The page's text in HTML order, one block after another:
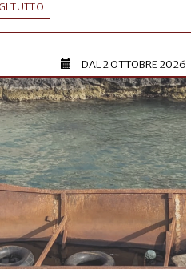
TUTTO
DAL2 OTTOBRE 2026